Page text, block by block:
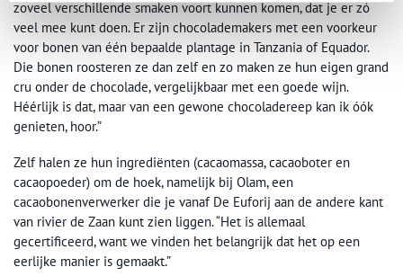
zoveel verschillende smaken voort kunnen komen, dat je er zó
veel mee kunt doen. Er zijn chocolademakers met een voorkeur
voor bonen van één bepaalde plantage in Tanzania of Equador.
Die bonen roosteren ze dan zelf en zo maken ze hun eigen grand
cru onder de chocolade, vergelijkbaar met een goede wijn.
Héérlijk is dat, maar van een gewone chocoladereep kan ik óók
genieten, hoor.”
Zelf halen ze hun ingrediënten (cacaomassa, cacaoboter en
cacaopoeder) om de hoek, namelijk bij Olam, een
cacaobonenverwerker die je vanaf De Euforij aan de andere kant
van rivier de Zaan kunt zien liggen. “Het is allemaal
gecertificeerd, want we vinden het belangrijk dat het op een
eerlijke manier is gemaakt.”